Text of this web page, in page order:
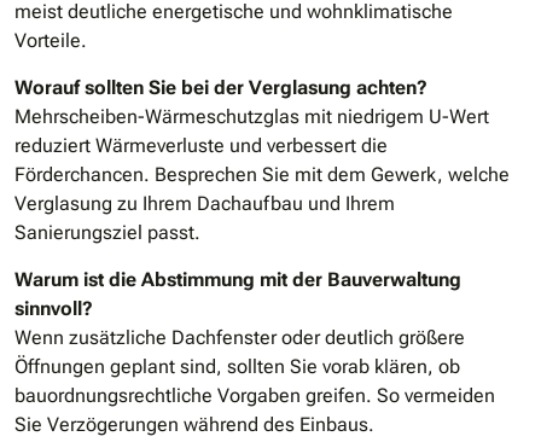
meist deutliche energetische und wohnklimatische
Vorteile.
Worauf sollten Sie bei der Verglasung achten?
Mehrscheiben-Wärmeschutzglas mit niedrigem U-Wert
reduziert Wärmeverluste und verbessert die
Förderchancen. Besprechen Sie mit dem Gewerk, welche
Verglasung zu Ihrem Dachaufbau und Ihrem
Sanierungsziel passt.
Warum ist die Abstimmung mit der Bauverwaltung
sinnvoll?
Wenn zusätzliche Dachfenster oder deutlich größere
Öffnungen geplant sind, sollten Sie vorab klären, ob
bauordnungsrechtliche Vorgaben greifen. So vermeiden
Sie Verzögerungen während des Einbaus.